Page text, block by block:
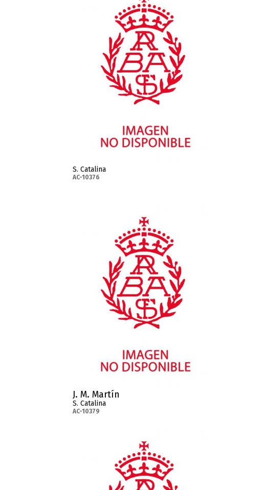
S. Catalina
AC-10376
J. M. Martín
S. Catalina
AC-10379